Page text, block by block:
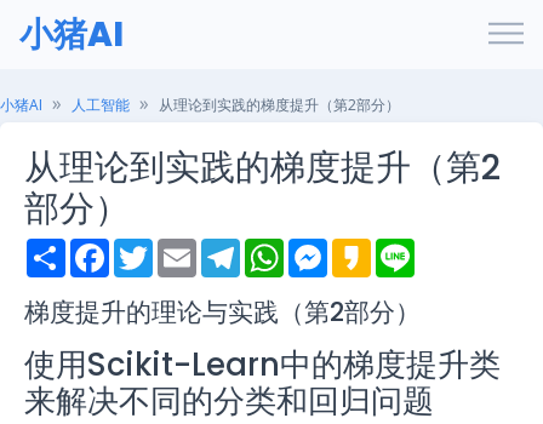
小猪AI
小猪AI 人工智能 从理论到实践的梯度提升（第2部分）
从理论到实践的梯度提升（第2
部分）
S
h
r
e
F
a
e
b
o
k
T
w
t
t
e
r
E
m
i
l
T
e
e
g
a
m
W
h
A
p
p
M
e
s
e
n
g
e
r
K
a
a
o
梯度提升的理论与实践（第2部分）
使用Scikit-Learn中的梯度提升类
来解决不同的分类和回归问题